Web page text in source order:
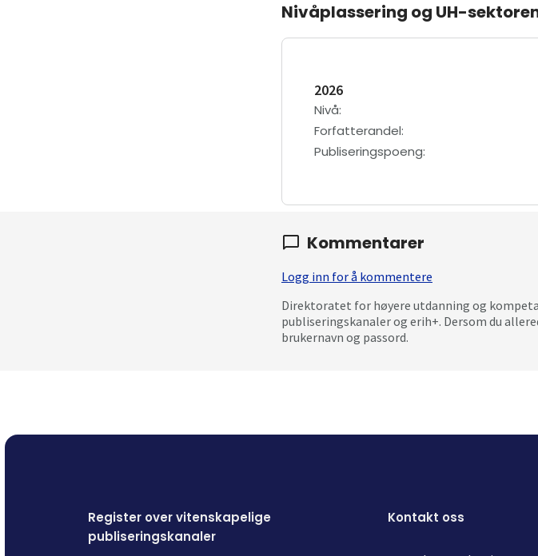
Nivåplassering og UH-
2026
Nivå:
Forfatterandel:
Publiseringspoeng:
Kommentarer
Logg inn for å kommentere
Direktoratet for høyere utdanning og
publiseringskanaler og erih+. Dersom du
brukernavn og passord.
Register over vitenskapelige
publiseringskanaler
Kontakt oss